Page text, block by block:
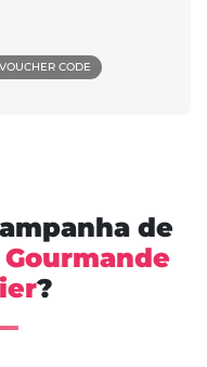
VOUCHER CODE
de
?